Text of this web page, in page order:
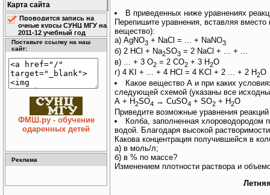
Карта сайта
Проводится запись на
очные курсы СУНЦ МГУ на
2011-12 учебный год
Поставьте ссылку на наш
сайт:
ФМШ.ру - обучение
одаренных детей
Реклама
В приведенных ниже уравнениях
Перепишите уравнения, вставляя
вещество):
а) AgNO3 + NaCl = ... + NaNO3
б) 2 HCl + Na2SO3 = 2 NaCl + ... + ...
в) ... + 3 O2 = 2 CO2 + 3 H2O
г) 4 KI + ... + 4 HCl = 4 KCl + 2 ... + 2 H2O
Какое вещество А и при каких
следующей схемой (указаны все
А + H2SO4 → CuSO4 + SO2 + H2O
Приведите возможные уравнения
Колба, заполненная хлороводородом
водой. Благодаря высокой
Какова концентрация получившейся в
а) в моль/л;
б) в % по массе?
Изменением плотности раствора и